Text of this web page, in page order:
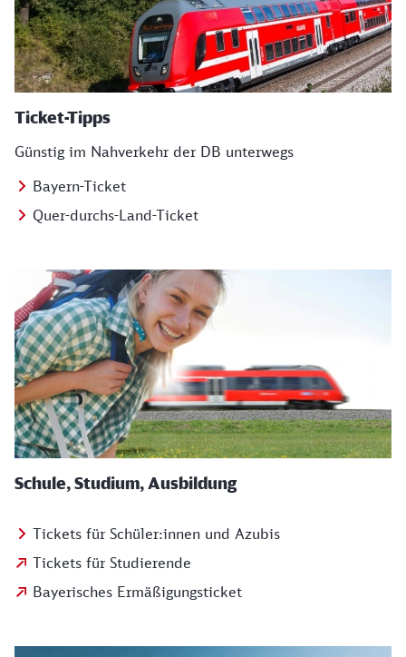
Ticket-Tipps
Günstig im Nahverkehr der DB unterwegs
Bayern-Ticket
Quer-durchs-Land-Ticket
Schule, Studium, Ausbildung
Tickets für Schüler:innen und Azubis
Tickets für Studierende
Bayerisches Ermäßigungsticket